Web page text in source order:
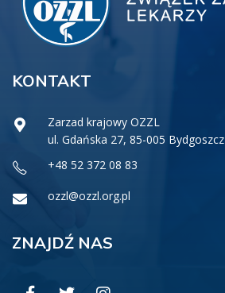
KONTAKT
Zarzad krajowy OZZL
ul. Gdańska 27, 85-005 Bydgoszcz
+48 52 372 08 83
ozzl@ozzl.org.pl
ZNAJDŹ NAS